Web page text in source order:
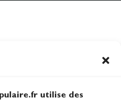
utilise des
2028